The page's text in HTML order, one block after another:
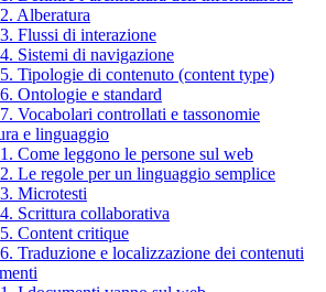
Alberatura
Flussi di interazione
Sistemi di navigazione
Tipologie di contenuto (content type)
Ontologie e standard
Vocabolari controllati e tassonomie
e linguaggio
Come leggono le persone sul web
Le regole per un linguaggio semplice
Microtesti
Scrittura collaborativa
Content critique
Traduzione e localizzazione dei contenuti